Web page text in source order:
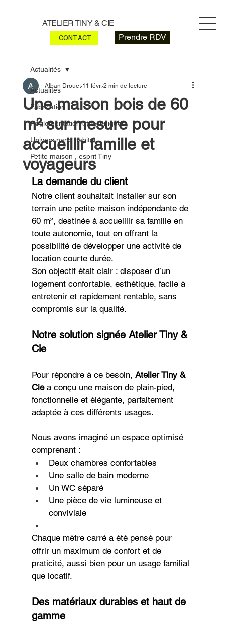
ATELIER TINY & CIE
CONTACT Prendre RDV
Actualités
Fabrication
Réglementation et techniques
Univers nano habitat
Petite maison , esprit Tiny
Actualités
Une maison bois de 60
m² sur mesure pour
accueillir famille et
voyageurs
Alban Drouet 11 févr. 2 min de lecture
La demande du client
Notre client souhaitait installer sur son
terrain une petite maison indépendante de
60 m², destinée à accueillir sa famille en
toute autonomie, tout en offrant la
possibilité de développer une activité de
location courte durée.
Son objectif était clair : disposer d’un
logement confortable, esthétique, facile à
entretenir et rapidement rentable, sans
compromis sur la qualité.
Notre solution signée Atelier Tiny &
Cie
Pour répondre à ce besoin, Atelier Tiny &
Cie a conçu une maison de plain-pied,
fonctionnelle et élégante, parfaitement
adaptée à ces différents usages.
Nous avons imaginé un espace optimisé
comprenant :
Deux chambres confortables
Une salle de bain moderne
Un WC séparé
Une pièce de vie lumineuse et
conviviale
Chaque mètre carré a été pensé pour
offrir un maximum de confort et de
praticité, aussi bien pour un usage familial
que locatif.
Des matériaux durables et haut de
gamme